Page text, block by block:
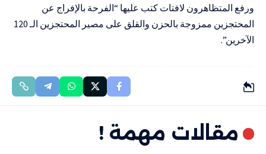
ورفع المتظاهرون لافتات كتب عليها “الفرحة بالإفراج عن
المحتجزين ممزوجة بالحزن والقلق على مصير المحتجزين الـ 120
الآخرين”.
مقالات مهمة !